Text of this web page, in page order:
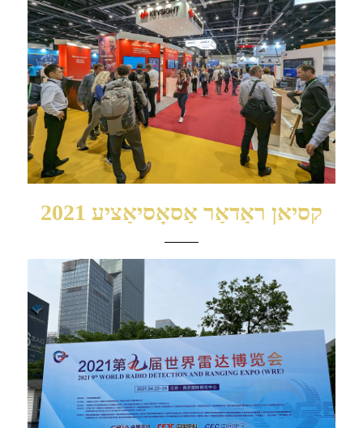
2021 קסיאן ראַדאַר אַסאָסיאַציע